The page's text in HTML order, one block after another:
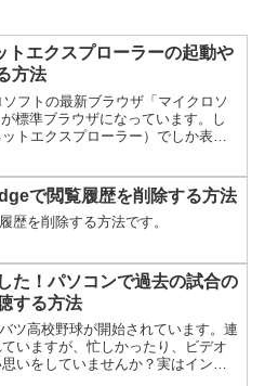
エクスプローラーの起動や
方法
フトの最新ブラウザ「マイクロソ
標準ブラウザになっています。し
トエクスプローラー）でしか表示
で閲覧履歴を削除する方法
歴を削除する方法です。
た！パソコンで過去の試合の
する方法
ツ高校野球が開始されています。連
いますが、忙しかったり、ビデオ
いをしていませんか？実はインタ